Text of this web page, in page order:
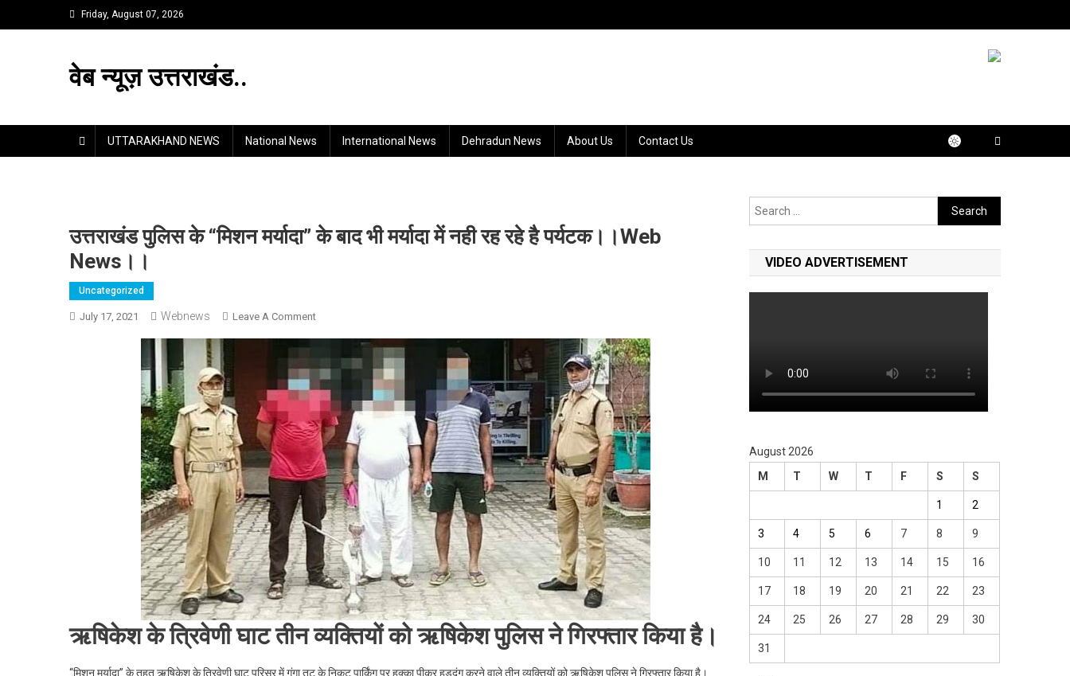
to
Friday, August 07, 2026
वेब न्यूज़ उत्तराखंड..
UTTARAKHAND NEWS National News International News Dehradun News About Us Contact Us
उत्तराखंड पुलिस के “मिशन मर्यादा” के बाद भी मर्यादा में नही रह रहे है पर्यटक।।web
News।।
Uncategorized
July 17, 2021 Webnews Leave A CommentOn
के
“मिशन
के
बाद
भी
मर्यादा
नही
रह
रहे
है
पर्यटक।।
Web
News।।
ऋषिकेश के त्रिवेणी घाट तीन व्यक्तियों को ऋषिकेश पुलिस ने गिरफ्तार किया है।
“मिशन मर्यादा” के तहत ऋषिकेश के त्रिवेणी घाट परिसर में गंगा तट के निकट पार्किंग पर हुक्का पीकर हुड़दंग करने वाले तीन व्यक्तियों को ऋषिकेश पुलिस ने गिरफ्तार किया है।
Search
for:
VIDEO ADVERTISEMENT
August 2026
M
T W T F S S
1 2
3 4 5 6 7 8 9
10 11 12 13 14 15 16
17 18 19 20 21 22 23
24 25 26 27 28 29 30
31